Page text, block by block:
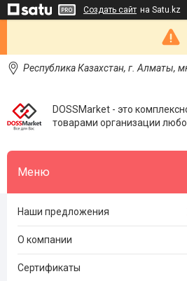
Создать сайт на Satu.kz
Республика Казахстан, г. Алматы,
DOSSMarket - это
товарами организации
Наши предложения
О компании
Сертификаты